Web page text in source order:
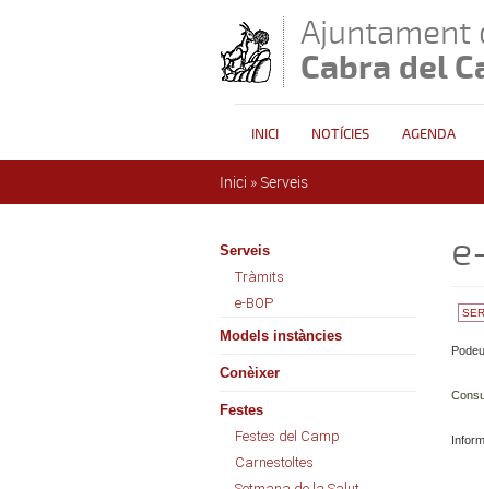
Ajuntament
Cabra del
INICI NOTÍCIES AGENDA
Inici » Serveis
Serveis
Tràmits
e-BOP
Models instàncies
Conèixer
Festes
Festes del Camp
Carnestoltes